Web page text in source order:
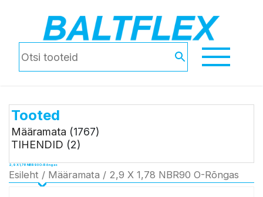
Tooted
Määramata (1767)
TIHENDID (2)
2,9 X 1,78 NBR90 O-Rõngas
Esileht / Määramata / 2,9 X 1,78 NBR90 O-Rõngas